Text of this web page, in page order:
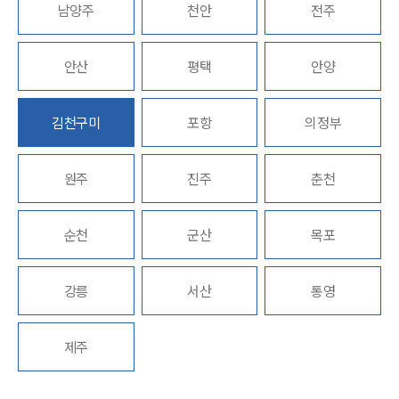
구성원 소개
소식/자료
언론보도
공지사항
법률 블로그
법률서식
세미나
대륜법률상담예약
남양주 천안 전주
안산 평택 안양
김천구미 포항 의정부
원주 진주 춘천
순천 군산 목포
강릉 서산 통영
제주